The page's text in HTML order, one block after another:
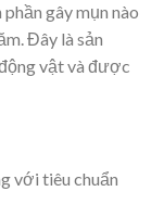
gây mụn nào
Đây là sản
vật và được
với tiêu chuẩn